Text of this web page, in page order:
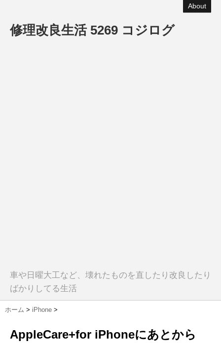
About
修理改良生活 5269 コジログ
車や日曜大工など、壊れたものを直したり改良したり
ばかりしてる生活
ホーム > iPhone >
AppleCare+for iPhoneにあとから